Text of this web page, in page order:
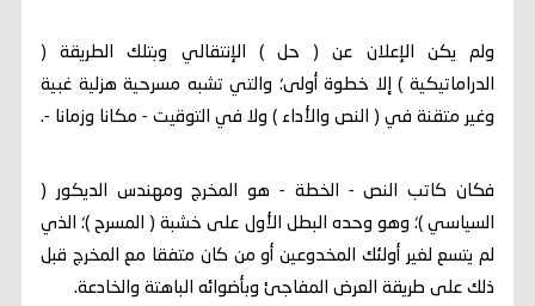
ولم يكن الإعلان عن ( حل ) الإنتقالي وبتلك الطريقة (
الدراماتيكية ) إلا خطوة أولى؛ والتي تشبه مسرحية هزلية غبية
وغير متقنة في ( النص والأداء ) ولا في التوقيت - مكانا وزمانا -.
فكان كاتب النص - الخطة - هو المخرج ومهندس الديكور (
السياسي )؛ وهو وحده البطل الأول على خشبة ( المسرح )؛ الذي
لم يتسع لغير أولئك المخدوعين أو من كان متفقا مع المخرج قبل
ذلك على طريقة العرض المفاجئ وبأضوائه الباهتة والخادعة.